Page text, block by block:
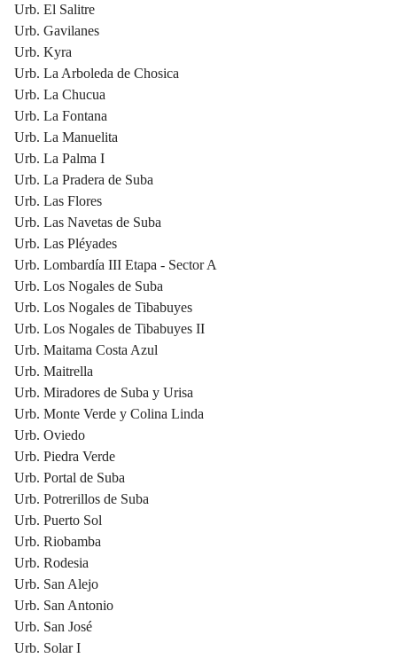
Urb. El Salitre
Urb. Gavilanes
Urb. Kyra
Urb. La Arboleda de Chosica
Urb. La Chucua
Urb. La Fontana
Urb. La Manuelita
Urb. La Palma I
Urb. La Pradera de Suba
Urb. Las Flores
Urb. Las Navetas de Suba
Urb. Las Pléyades
Urb. Lombardía III Etapa - Sector A
Urb. Los Nogales de Suba
Urb. Los Nogales de Tibabuyes
Urb. Los Nogales de Tibabuyes II
Urb. Maitama Costa Azul
Urb. Maitrella
Urb. Miradores de Suba y Urisa
Urb. Monte Verde y Colina Linda
Urb. Oviedo
Urb. Piedra Verde
Urb. Portal de Suba
Urb. Potrerillos de Suba
Urb. Puerto Sol
Urb. Riobamba
Urb. Rodesia
Urb. San Alejo
Urb. San Antonio
Urb. San José
Urb. Solar I